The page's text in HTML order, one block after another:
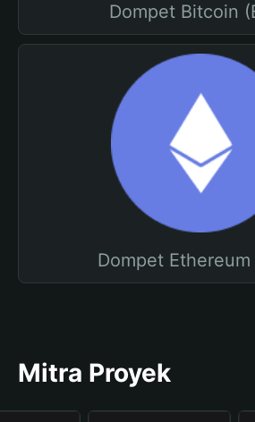
Dompet Bitcoin
Dompet Ethereum
Mitra Proyek